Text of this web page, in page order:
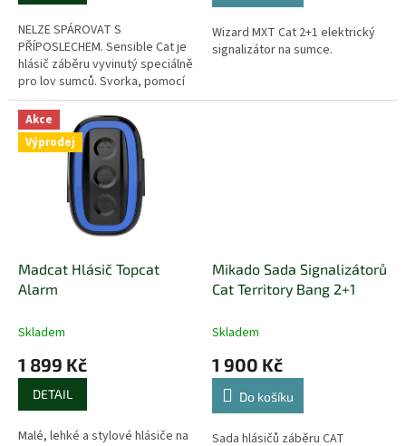
NELZE SPÁROVAT S
PŘÍPOSLECHEM. Sensible Cat je
hlásič záběru vyvinutý speciálně
pro lov sumců. Svorka, pomocí
které můžeme signalizátor
připevnit k prutu, je vybavena
gumovou...
Wizard MXT Cat 2+1 elektrický
signalizátor na sumce.
Akce
Výprodej
Madcat Hlásič Topcat
Alarm
Skladem
1 899 Kč
DETAIL
Malé, lehké a stylové hlásiče na
Mikado Sada Signalizátorů
Cat Territory Bang 2+1
Skladem
1 900 Kč
Do košíku
Sada hlásičů záběru CAT